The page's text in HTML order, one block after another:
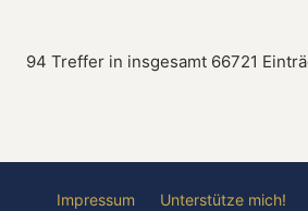
94 Treffer in insgesamt 66721
Impressum Unterstütze mich!